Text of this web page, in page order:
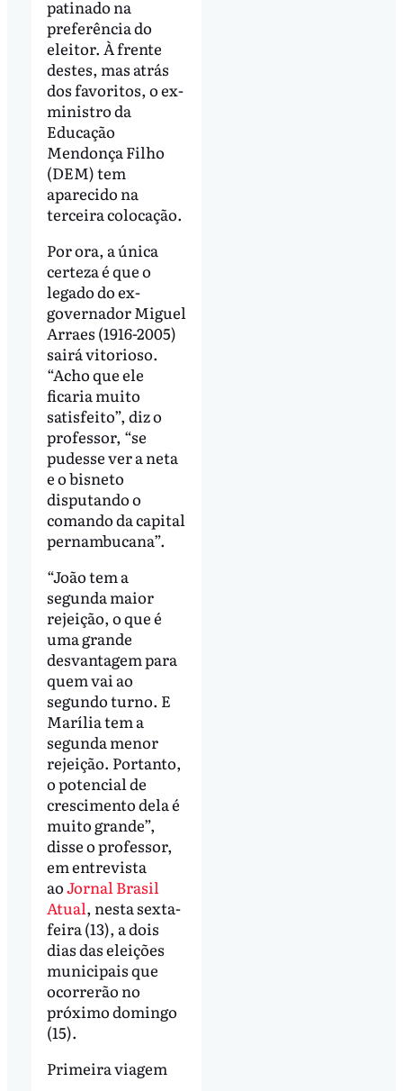
patinado na
preferência do
eleitor. À frente
destes, mas atrás
dos favoritos, o ex-
ministro da
Educação
Mendonça Filho
(DEM) tem
aparecido na
terceira colocação.
Por ora, a única
certeza é que o
legado do ex-
governador Miguel
Arraes (1916-2005)
sairá vitorioso.
“Acho que ele
ficaria muito
satisfeito”, diz o
professor, “se
pudesse ver a neta
e o bisneto
disputando o
comando da capital
pernambucana”.
“João tem a
segunda maior
rejeição, o que é
uma grande
desvantagem para
quem vai ao
segundo turno. E
Marília tem a
segunda menor
rejeição. Portanto,
o potencial de
crescimento dela é
muito grande”,
disse o professor,
em entrevista
aoJornal Brasil
Atual, nesta sexta-
feira (13), a dois
dias das eleições
municipais que
ocorrerão no
próximo domingo
(15).
Primeira viagem